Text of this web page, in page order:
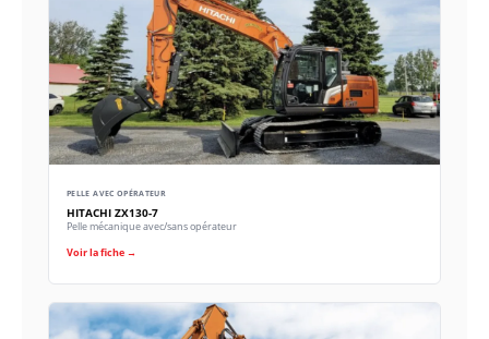
PELLE AVEC OPÉRATEUR
HITACHI ZX130-7
Pelle mécanique avec/sans opérateur
Voir la fiche →